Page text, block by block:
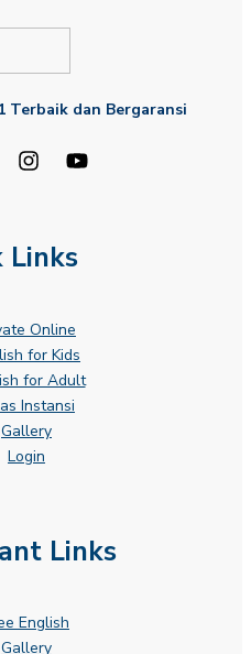
Terbaik dan Bergaransi
Links
Online
for Kids
for Adult
Instansi
Gallery
Login
Links
English
Gallery